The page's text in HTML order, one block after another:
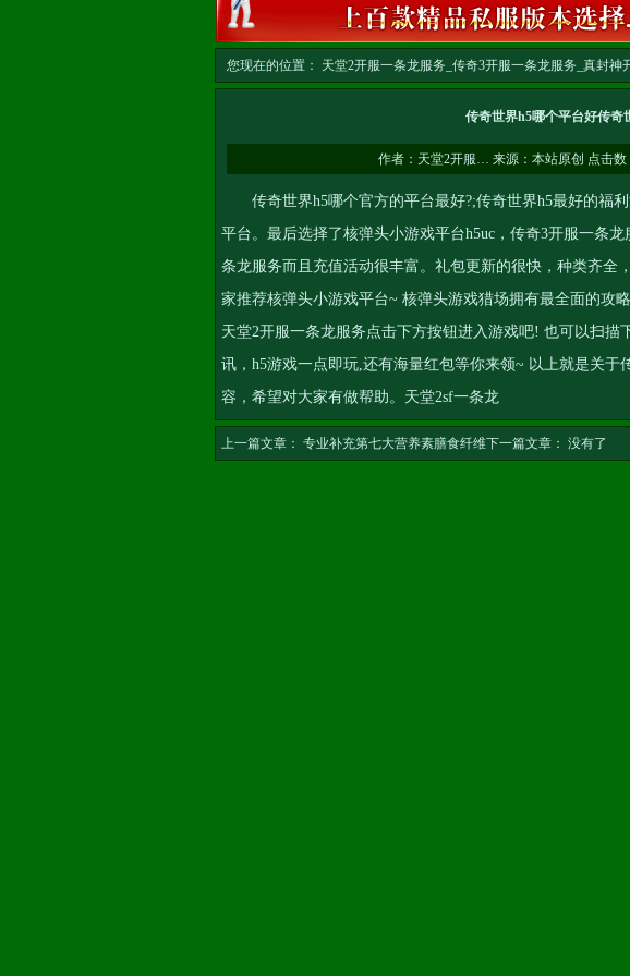
您现在的位置： 天堂2开服一条龙服务_传奇3开服一条龙服务_真封神
传奇世界h5哪个平台好传奇
作者： 天堂2开服… 来源：本站原创 点击数
传奇世界h5哪个官方的平台最好?;传奇世界h5最好的福利
平台。最后选择了核弹头小游戏平台h5uc， 传奇3开服一条龙
条龙服务而且充值活动很丰富。礼包更新的很快，种类齐全
家推荐核弹头小游戏平台~ 核弹头游戏猎场拥有最全面的攻
天堂2开服一条龙服务 点击下方按钮进入游戏吧! 也可以扫描
讯，h5游戏一点即玩,还有海量红包等你来领~ 以上就是关于
容，希望对大家有做帮助。 天堂2sf一条龙
上一篇文章： 专业补充第七大营养素膳食纤维下一篇文章： 没有了